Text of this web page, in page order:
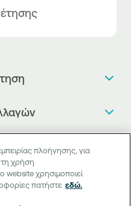
έφτασε!
Transaction Banking
πλοήγησης, για
τη χρήση
website χρησιμοποιεί
πατήστε εδώ.